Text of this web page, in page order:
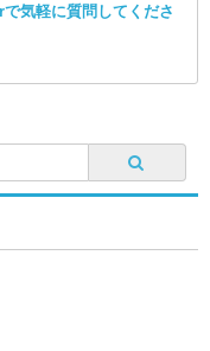
気軽に質問してくださ